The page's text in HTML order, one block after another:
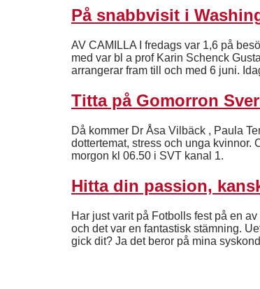
På snabbvisit i
AV CAMILLA I fredags var 1,6 på
med var bl a prof Karin Schenck
arrangerar fram till och med 6 juni.
Titta på Gomorron
Då kommer Dr Åsa Vilbäck , Paula
dottertemat, stress och unga kvinnor.
morgon kl 06.50 i SVT kanal 1.
Hitta din passion,
Har just varit på Fotbolls fest på en
och det var en fantastisk stämning.
gick dit? Ja det beror på mina